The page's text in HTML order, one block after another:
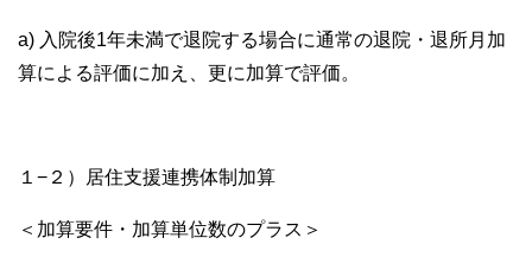
a) 入院後1年未満で退院する場合に通常の退院・退所月加
算による評価に加え、更に加算で評価。
１−２）居住支援連携体制加算
＜加算要件・加算単位数のプラス＞